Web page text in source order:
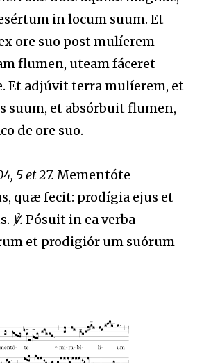
in locum suum. Et
ore suo post mulíerem
flumen, uteam fáceret
Et adjúvit terra mulíerem, et
suum, et absórbuit flumen,
de ore suo.
5 et 27. Mementóte
quæ fecit: prodígia ejus et
℣. Pósuit in ea verba
et prodigiór um suórum